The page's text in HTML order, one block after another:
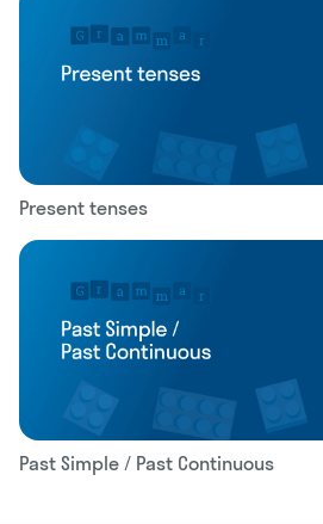
Present tenses
Past Simple / Past Continuous